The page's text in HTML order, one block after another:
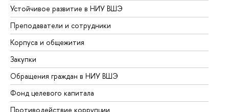
Устойчивое развитие в НИУ ВШЭ
Преподаватели и сотрудники
Корпуса и общежития
Закупки
Обращения граждан в НИУ ВШЭ
Фонд целевого капитала
Противодействие коррупции